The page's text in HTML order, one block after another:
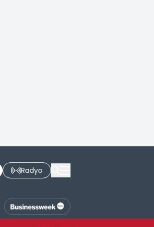
Radyo